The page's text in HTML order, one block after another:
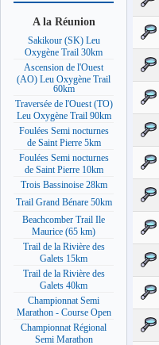
A la Réunion
Sakikour (SK) Leu
Oxygène Trail 30km
Ascension de l'Ouest
(AO) Leu Oxygène Trail
60km
Traversée de l'Ouest (TO)
Leu Oxygène Trail 90km
Foulées Semi nocturnes
de Saint Pierre 5km
Foulées Semi nocturnes
de Saint Pierre 10km
Trois Bassinoise 28km
Trail Grand Bénare 50km
Beachcomber Trail Ile
Maurice (65 km)
Trail de la Rivière des
Galets 15km
Trail de la Rivière des
Galets 40km
Championnat Semi
Marathon - Course Open
Championnat Régional
Semi Marathon